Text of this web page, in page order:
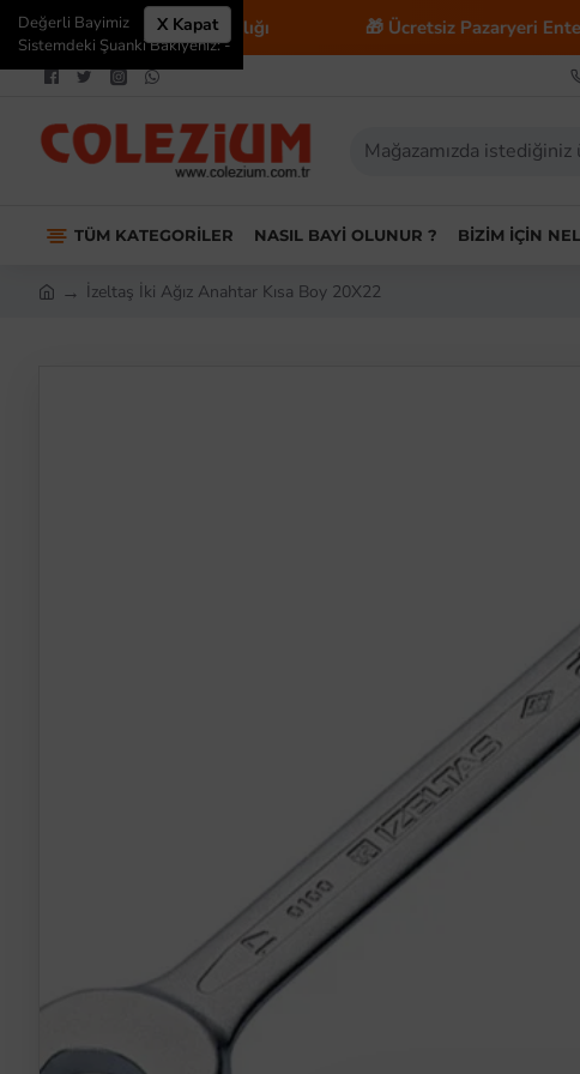
E-Ticaret Danışmanlığı 🎁 Ücretsiz Pazaryeri
TÜM KATEGORILER NASIL BAYI OLUNUR ? BIZIM İÇIN
X Kapat
Değerli Bayimiz
Sistemdeki Şuanki Bakiyeniz: -
İzeltaş İki Ağız Anahtar Kısa Boy 20X22